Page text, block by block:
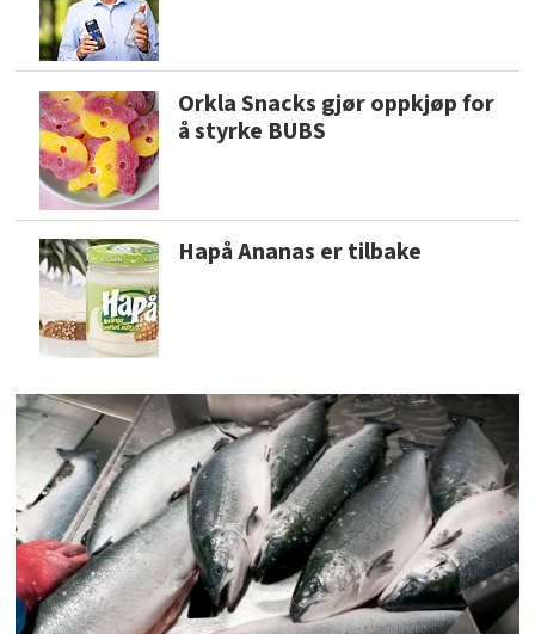
Orkla Snacks gjør oppkjøp for
å styrke BUBS
Hapå Ananas er tilbake